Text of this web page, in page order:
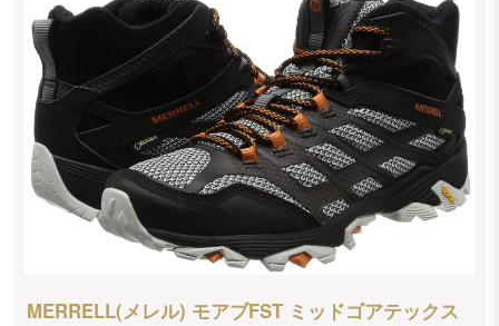
MERRELL(メレル) モアブFST ミッドゴアテックス